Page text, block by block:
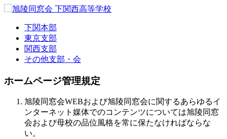
下関本部
東京支部
関西支部
その他支部・会
ホームページ管理規定
旭陵同窓会WEBおよび旭陵同窓会に関するあらゆるイ
ンターネット媒体でのコンテンツについては旭陵同窓
会および母校の品位風格を常に保たなければならな
い。